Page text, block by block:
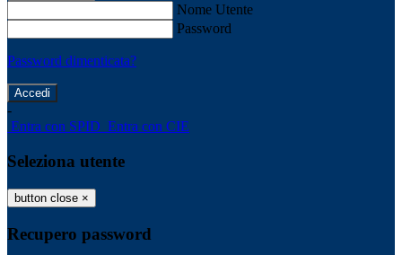
Nome Utente
Password
Password dimenticata?
-
Entra con SPID Entra con CIE
Seleziona utente
button close ×
Recupero password